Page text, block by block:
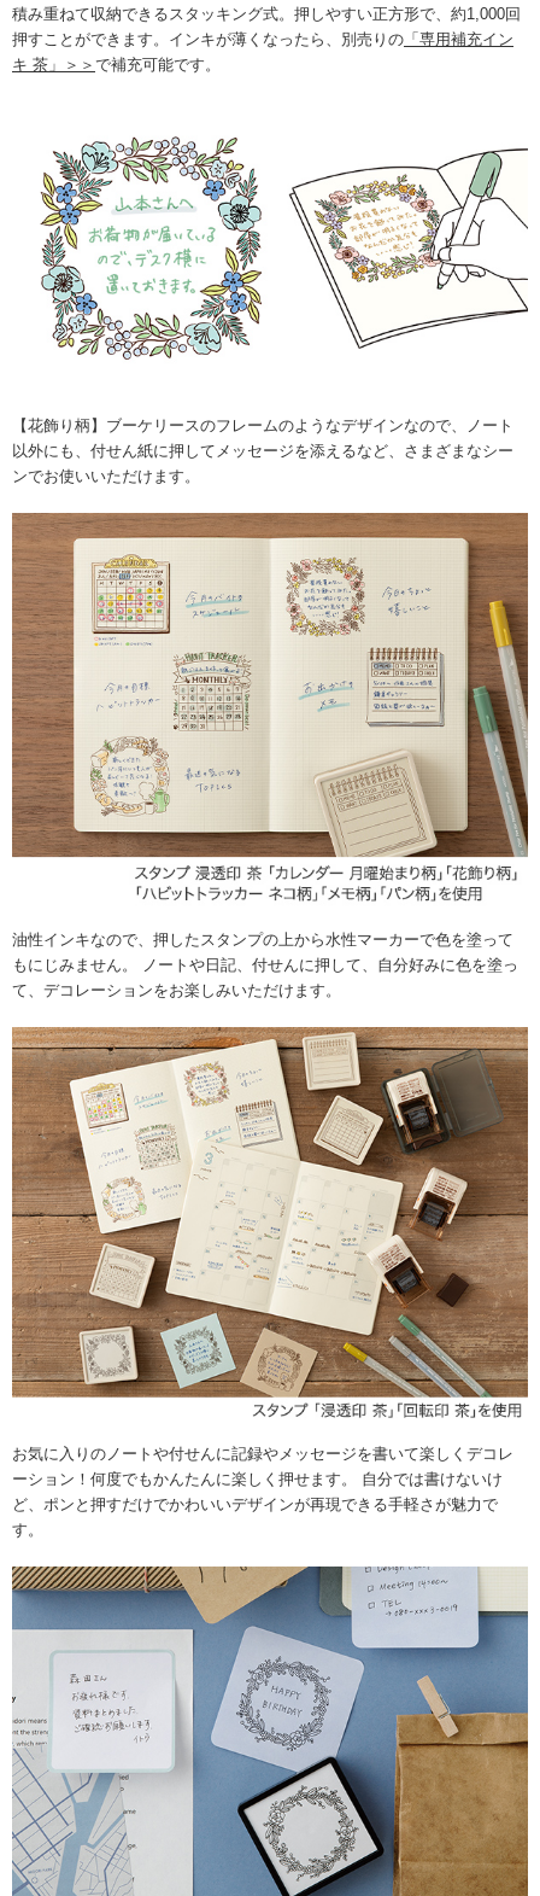
積み重ねて収納できるスタッキング式。押しやすい正方形で、約1,000回
押すことができます。インキが薄くなったら、別売りの 「専用補充イン
キ 茶」＞＞ で補充可能です。
【花飾り柄】ブーケリースのフレームのようなデザインなので、ノート
以外にも、付せん紙に押してメッセージを添えるなど、さまざまなシー
ンでお使いいただけます。
油性インキなので、押したスタンプの上から水性マーカーで色を塗って
もにじみません。 ノートや日記、付せんに押して、自分好みに色を塗っ
て、デコレーションをお楽しみいただけます。
お気に入りのノートや付せんに記録やメッセージを書いて楽しくデコレ
ーション！何度でもかんたんに楽しく押せます。 自分では書けないけ
ど、ポンと押すだけでかわいいデザインが再現できる手軽さが魅力で
す。